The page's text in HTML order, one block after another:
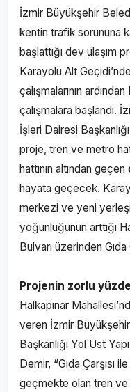
İzmir Büyükşehir
kentin trafik sorununa
başlattığı dev ulaşım
Karayolu Alt
çalışmalarının
çalışmalara başlandı.
İşleri Dairesi
proje, tren ve metro
hattının altından
hayata geçecek.
merkezi ve yeni
yoğunluğunun arttığı
Bulvarı üzerinden Gıda
Projenin zorlu yüzde
Halkapınar
veren İzmir
Başkanlığı Yol Üst
Demir, “Gıda Çarşısı
geçmekte olan tren ve